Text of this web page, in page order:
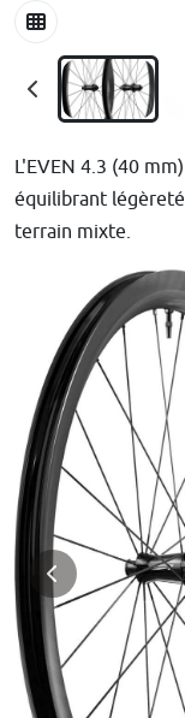
L'EVEN 4.3 (40
équilibrant
terrain mixte.